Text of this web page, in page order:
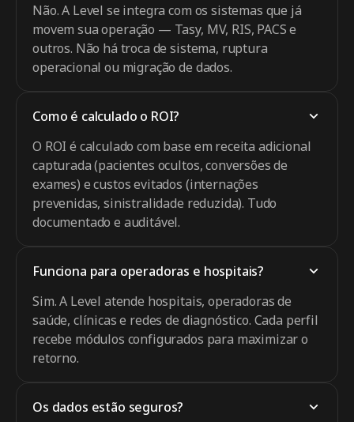
Não. A Level se integra com os sistemas que já
movem sua operação — Tasy, MV, RIS, PACS e
outros. Não há troca de sistema, ruptura
operacional ou migração de dados.
Como é calculado o ROI?
O ROI é calculado com base em receita adicional
capturada (pacientes ocultos, conversões de
exames) e custos evitados (internações
prevenidas, sinistralidade reduzida). Tudo
documentado e auditável.
Funciona para operadoras e hospitais?
Sim. A Level atende hospitais, operadoras de
saúde, clínicas e redes de diagnóstico. Cada perfil
recebe módulos configurados para maximizar o
retorno.
Os dados estão seguros?